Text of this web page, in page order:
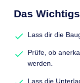
Das
Lass dir die
Prüfe, ob
werden.
Lass die